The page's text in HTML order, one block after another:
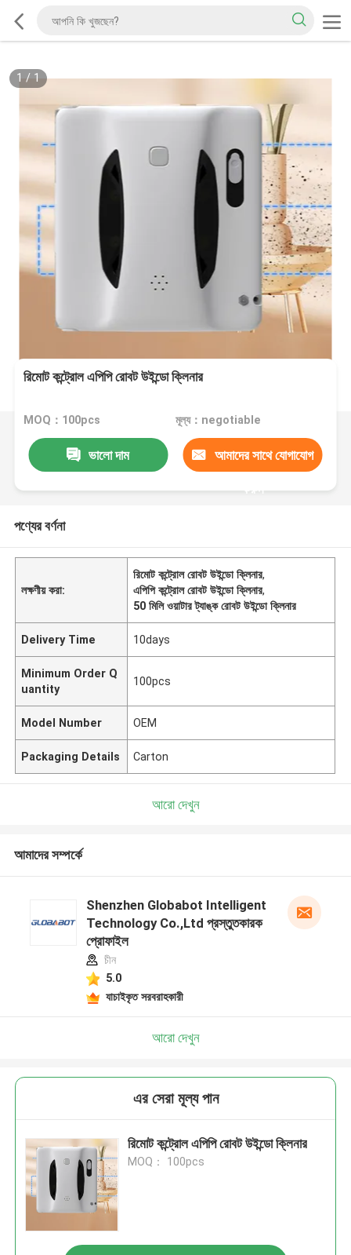
1 / 1
রিমোট কন্ট্রোল এপিপি রোবট উইন্ডো ক্লিনার
MOQ：100pcs মূল্য：negotiable
ভালো দাম আমাদের সাথে যোগাযোগ
করুন
পণ্যের বর্ণনা
লক্ষণীয় করা:
রিমোট কন্ট্রোল রোবট উইন্ডো ক্লিনার,
এপিপি কন্ট্রোল রোবট উইন্ডো ক্লিনার,
50 মিলি ওয়াটার ট্যাঙ্ক রোবট উইন্ডো ক্লিনার
Delivery Time 10days
Minimum Order Q
uantity
100pcs
Model Number OEM
Packaging Details Carton
আরো দেখুন
আমাদের সম্পর্কে
Shenzhen Globabot Intelligent
Technology Co.,Ltd প্রস্তুতকারক
প্রোফাইল
চীন
5.0
যাচাইকৃত সরবরাহকারী
আরো দেখুন
এর সেরা মূল্য পান
রিমোট কন্ট্রোল এপিপি রোবট উইন্ডো ক্লিনার
MOQ： 100pcs